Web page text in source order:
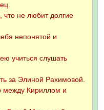
не любит долгие
непонятой и
учиться слушать
за Элиной Рахимовой.
между Кириллом и